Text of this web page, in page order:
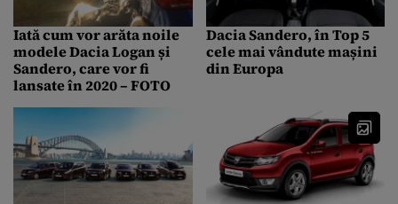
Iată cum vor arăta noile
modele Dacia Logan și
Sandero, care vor fi
lansate în 2020 – FOTO
Dacia Sandero, în Top 5
cele mai vândute mașini
din Europa